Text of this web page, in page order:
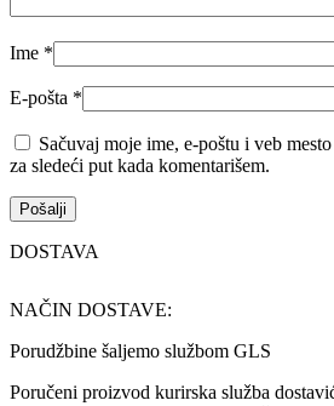
Ime *
E-pošta *
Sačuvaj moje ime, e-poštu i veb
za sledeći put kada komentarišem.
DOSTAVA
NAČIN DOSTAVE:
Porudžbine šaljemo službom GLS
Poručeni proizvod kurirska služba